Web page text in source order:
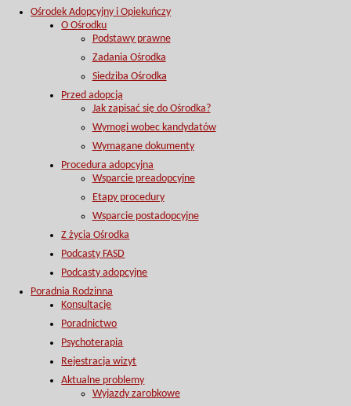
Ośrodek Adopcyjny i Opiekuńczy
O Ośrodku
Podstawy prawne
Zadania Ośrodka
Siedziba Ośrodka
Przed adopcją
Jak zapisać się do Ośrodka?
Wymogi wobec kandydatów
Wymagane dokumenty
Procedura adopcyjna
Wsparcie preadopcyjne
Etapy procedury
Wsparcie postadopcyjne
Z życia Ośrodka
Podcasty FASD
Podcasty adopcyjne
Poradnia Rodzinna
Konsultacje
Poradnictwo
Psychoterapia
Rejestracja wizyt
Aktualne problemy
Wyjazdy zarobkowe